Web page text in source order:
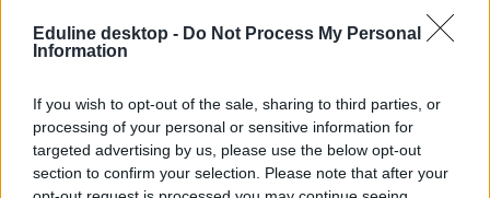
Eduline desktop - Do Not Process My Personal
Information
If you wish to opt-out of the sale, sharing to third parties, or
processing of your personal or sensitive information for
targeted advertising by us, please use the below opt-out
section to confirm your selection. Please note that after your